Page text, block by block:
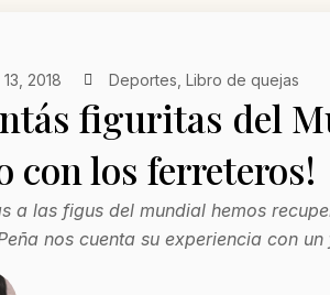
2018 Deportes Libro de quejas
figuritas del
con los ferreteros!
a las figus del mundial hemos
nos cuenta su experiencia con